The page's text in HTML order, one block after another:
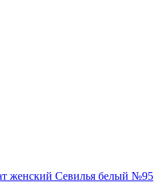
женский Севилья белый №95